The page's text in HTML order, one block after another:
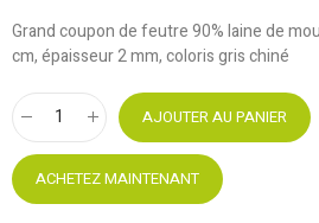
Grand coupon de feutre 90% laine de
cm, épaisseur 2 mm, coloris gris chiné
AJOUTER AU PANIER
ACHETEZ MAINTENANT